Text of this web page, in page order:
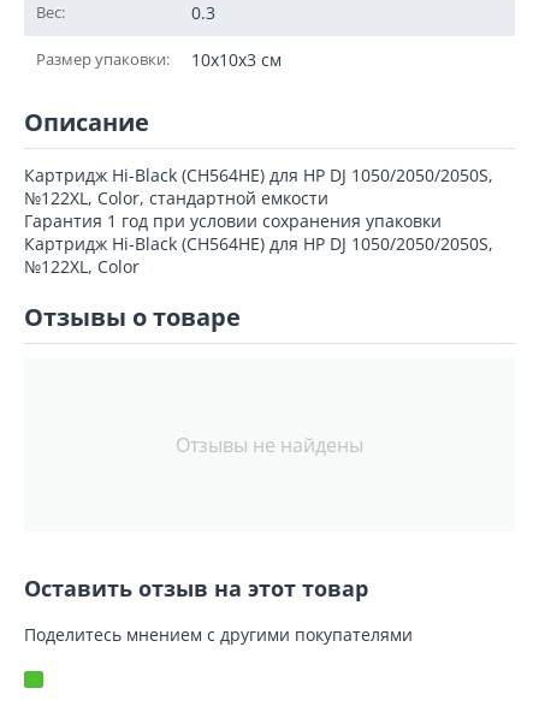
Вес: 0.3
Размер упаковки: 10x10x3 см
Описание
Картридж Hi-Black (CH564HE) для HP DJ 1050/2050/2050S,
№122XL, Color, стандартной емкости
Гарантия 1 год при условии сохранения упаковки
Картридж Hi-Black (CH564HE) для HP DJ 1050/2050/2050S,
№122XL, Color
Отзывы о товаре
Отзывы не найдены
Оставить отзыв на этот товар
Поделитесь мнением с другими покупателями